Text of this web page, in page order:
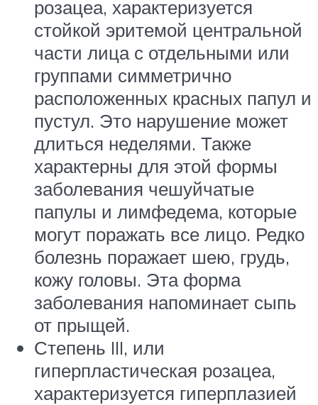
розацеа, характеризуется
стойкой эритемой центральной
части лица с отдельными или
группами симметрично
расположенных красных папул и
пустул. Это нарушение может
длиться неделями. Также
характерны для этой формы
заболевания чешуйчатые
папулы и лимфедема, которые
могут поражать все лицо. Редко
болезнь поражает шею, грудь,
кожу головы. Эта форма
заболевания напоминает сыпь
от прыщей.
Степень III, или
гиперпластическая розацеа,
характеризуется гиперплазией